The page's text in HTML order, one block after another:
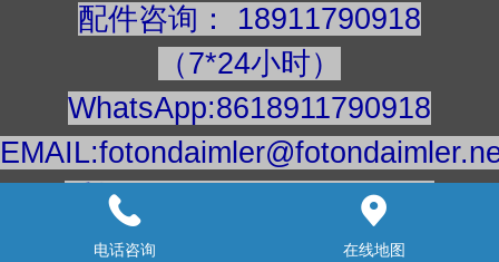
配件咨询 ： 18911790918
（7*24小时）
WhatsApp:8618911790918
手机/微信：18911790918
建议用电脑浏览更清楚
电话咨询 在线地图